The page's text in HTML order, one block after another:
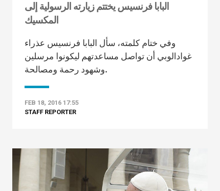
البابا فرنسيس يختتم زيارته الرسولية إلى
المكسيك
وفي ختام كلمته، سأل البابا فرنسيس عذراء
غوادالوبي أن تواصل مساعدتهم ليكونوا مرسلين
وشهود رحمة ومصالحة.
FEB 18, 2016 17:55
STAFF REPORTER